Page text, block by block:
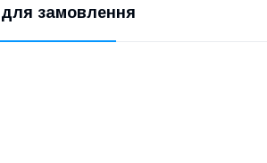
замовлення